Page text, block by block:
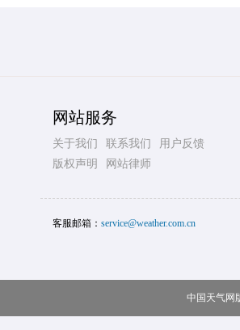
网站服务
关于我们 联系我们
用户反馈
版权声明
网站律师
客服邮箱： service@weather.com.cn
中国天气